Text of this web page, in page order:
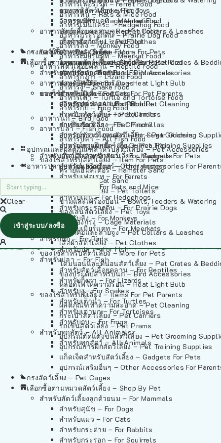
อาหารเฟอร์เร็ต – Ferret Food
อาหารหนู – Rats & Mice Food
อาหารเม่นแคระ – Hedgehog Food
อาหารกระรอกดิน – Prairie Dog Food
อาหารลิง – Monkey Food
อาหารเมียร์แคท – Meerkat Food
อาหารสัตว์เลี้อยคลาน – Reptile Food
อาหารกิ้งก่า – Lizard Food
อาหารงู – Snake Food
อาหารเต่า – Turtle and Tortoise Food
อาหารกบ – Frog Food
อาหารนก – Bird Food
อาหารปลา – Fish Food
อาหารปลา – All Fish Food
อุปกรณและผลิตภัณฑ์สำหรับสัตว์เลี้ยง – Pet Accessories
ของใช้สำหรับสัตว์เลี้ยง – Item For Pets
ทรายแฮมสเตอร์ – Hamster Sand
ทรายแมว – Cat Sand
ห้องน้ำสัตว์เลี้ยง – Pet Toilets
ชามและเครื่องป้อน – Bowls, Feeders & Watering
ของเล่นสัตว์เลี้ยง – Pet Toys
วัสดุรองกรง – Cage Materials
ปลอกคอและสายจูง – Pet Collars & Leashes
เสื้อผ้าสัตว์เลี้ยง – Pet Clothes
ของใช้สำหรับสัตว์เลี้ยง – More For Pets
โดมนอนและที่นอนสัตว์เลี้ยง – Pet Crates &
ของประดับสำหรับนก – Bird Accessories
หลอดไฟให้ความร้อน – Heat Light Bulb
ของใช้สำหรับผู้เลี้ยง – Items For Pet Parents
ผลิตภัณฑ์ทำความสะอาด – Pet Cleaning
กระเป๋าสัตว์เลี้ยง – Pet Carriers
รถเข็นสัตว์เลี้ยง – Pet Prams
อุปกรณ์ตัดแต่งขนสัตว์เลี้ยง – Pet Grooming
อุปกรณ์การฝึกสัตว์เลี้ยง – Pet Training Supplies
แก็ดเจ็ตสำหรับสัตว์เลี้ยง – Gadgets For Pets
อุปกรณ์เสริมอื่นๆ – Other Accessories For
กรงสัตว์เลี้ยง – Pet Cages
เลือกซื้อตามหมวดสัตว์เลี้ยง – Shop By Pet
สำหรับสัตว์เลี้ยงลูกด้วยนม – For Mammals
สำหรับสุนัข – For Dogs
สำหรับแมว – For Cats
สำหรับกระต่าย – For Rabbits
สำหรับกระรอก – For Squirrels
อาหารลิง – Monkey Food
อาหารเมียร์แคท – Meerkat Food
อาหารสัตว์เลี้อยคลาน – Reptile Food
อาหารกิ้งก่า – Lizard Food
อาหารงู – Snake Food
อาหารเต่า – Turtle and Tortoise Food
อาหารกบ – Frog Food
อาหารนก – Bird Food
อาหารปลา – Fish Food
อาหารปลา – All Fish Food
ของเล่นสัตว์เลี้ยง – Pet Toys
วัสดุรองกรง – Cage Materials
ปลอกคอและสายจูง – Pet Collars & Leashes
เสื้อผ้าสัตว์เลี้ยง – Pet Clothes
ของใช้สำหรับสัตว์เลี้ยง – More For Pets
โดมนอนและที่นอนสัตว์เลี้ยง – Pet Crates &
ของประดับสำหรับนก – Bird Accessories
หลอดไฟให้ความร้อน – Heat Light Bulb
ของใช้สำหรับผู้เลี้ยง – Items For Pet Parents
ผลิตภัณฑ์ทำความสะอาด – Pet Cleaning
กระเป๋าสัตว์เลี้ยง – Pet Carriers
รถเข็นสัตว์เลี้ยง – Pet Prams
อุปกรณ์ตัดแต่งขนสัตว์เลี้ยง – Pet Grooming
อุปกรณ์การฝึกสัตว์เลี้ยง – Pet Training Supplies
แก็ดเจ็ตสำหรับสัตว์เลี้ยง – Gadgets For Pets
อุปกรณ์เสริมอื่นๆ – Other Accessories For
กรงสัตว์เลี้ยง – Pet Cages
เลือกซื้อตามหมวดสัตว์เลี้ยง – Shop By Pet
สำหรับสัตว์เลี้ยงลูกด้วยนม – For Mammals
สำหรับสุนัข – For Dogs
สำหรับแมว – For Cats
สำหรับกระต่าย – For Rabbits
สำหรับกระรอก – For Squirrels
สำหรับชินชิล่า – For Chinchillas
สำหรับชูการ์ไกลเดอร์ – For Sugar Gliders
สำหรับหนูแกสบี้ – For Guinea Pigs
สำหรับสัตว์เลี้ยงลูกด้วยนม – For Mammals
สำหรับแฮมสเตอร์ – For Hamsters
สำหรับเฟอเรท – For Ferrets
สำหรับหนู – For Rats and Mice
สำหรับเม่น – For Hedgehogs
สำหรับกระรอกดิน – For Prairie Dogs
สำหรับลิง – For Monkeys
สำหรับเมียร์แคท – For Meerkats
สำหรับนก – For Birds
สำหรับปลา – For Fish
สำหรับปลา – For Fish
สำหรับสัตว์เลื้อยคลาน – For Reptiles
สำหรับกิ้งก่า – For Lizards
สำหรับงู – For Snakes
สำหรับเต่าน้ำ – For Turtles
สำหรับเต่าบก – For Tortoises
สำหรับกบ – For Frogs
สำหรับทุกสัตว์ – All Animals
สำหรับทุกสัตว์ – All Animals
อาหารปลา – Fish Food
Clear
เข้าสู่ระบบ/ลงชื่อ